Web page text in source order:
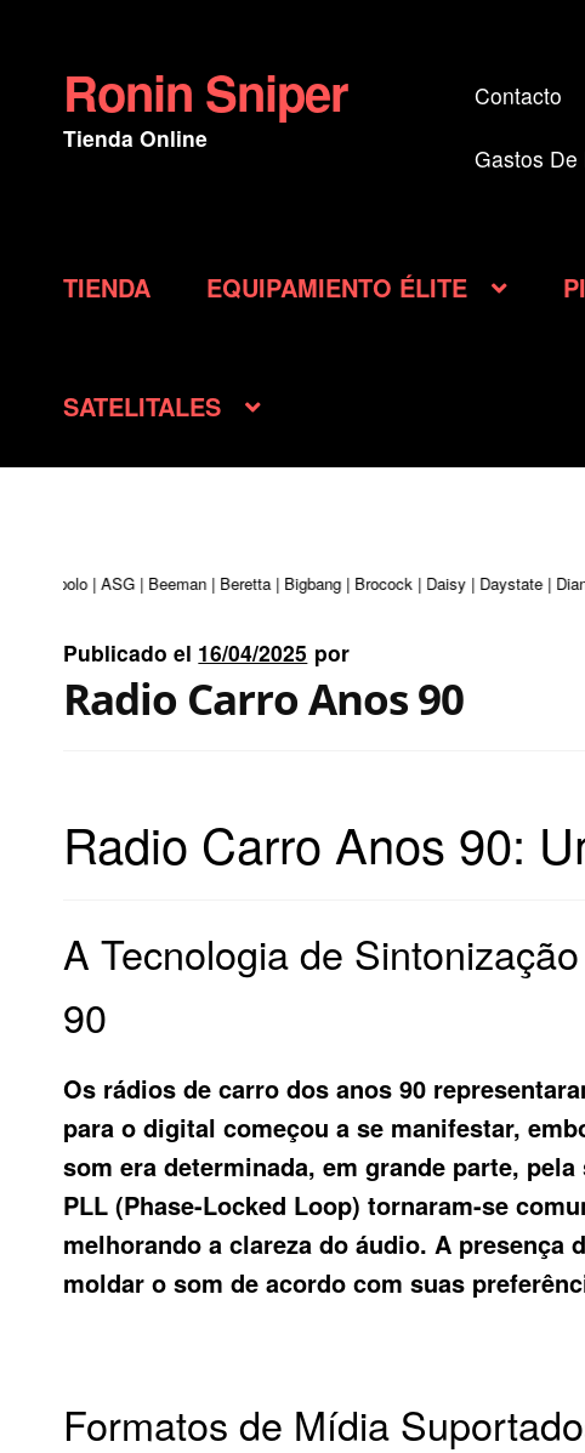
Ir
a
la
Ir
al
contenido
Ronin Sniper
Tienda Online
Contacto
Gastos De
TIENDA EQUIPAMIENTO ÉLITE
SATELITALES
| Apolo | ASG | Beeman | Beretta | Bigbang | Brocock | Daisy | Daystate |
Publicado el 16/04/2025 por
Radio Carro Anos 90
Radio Carro Anos 90:
A Tecnologia de
90
Os rádios de carro dos anos 90
para o digital começou a se manifestar,
som era determinada, em grande parte,
PLL (Phase-Locked Loop) tornaram-se
melhorando a clareza do áudio. A
moldar o som de acordo com suas
Formatos de Mídia